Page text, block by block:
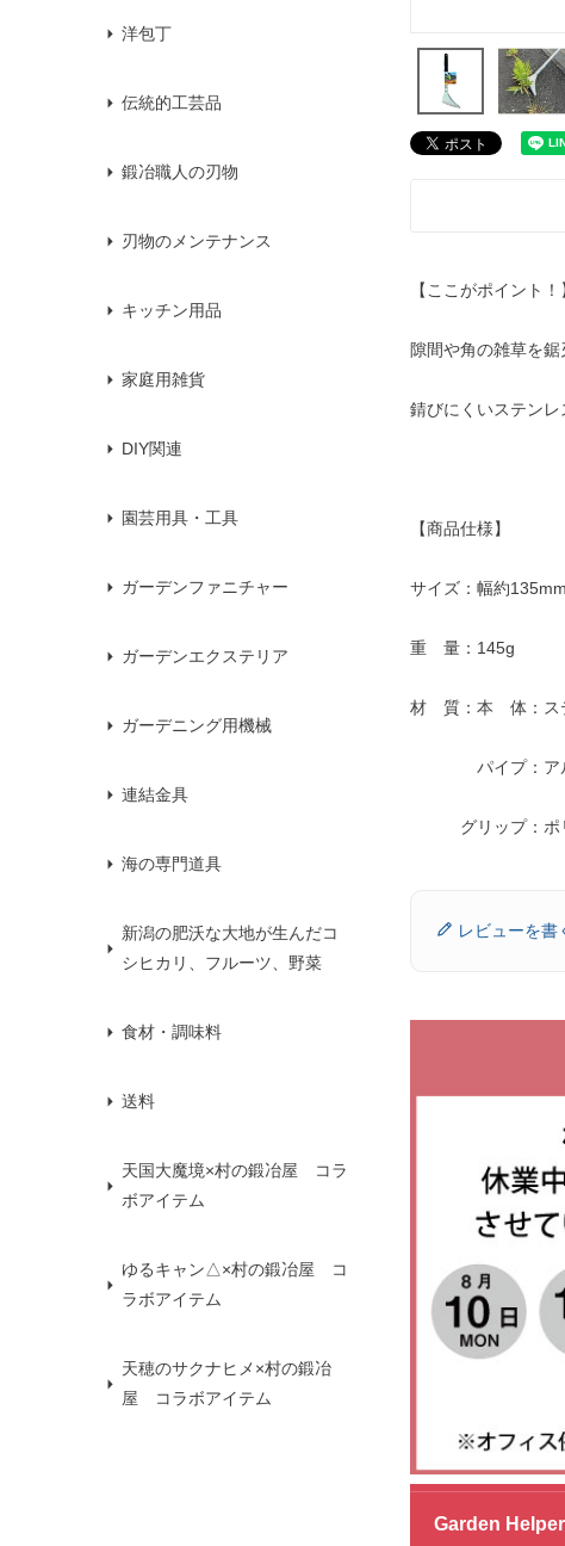
洋包丁
伝統的工芸品
鍛冶職人の刃物
刃物のメンテナンス
キッチン用品
家庭用雑貨
DIY関連
園芸用具・工具
ガーデンファニチャー
ガーデンエクステリア
ガーデニング用機械
連結金具
海の専門道具
新潟の肥沃な大地が生んだコ
シヒカリ、フルーツ、野菜
食材・調味料
送料
天国大魔境×村の鍛冶屋 コラ
ボアイテム
ゆるキャン△×村の鍛冶屋 コ
ラボアイテム
天穂のサクナヒメ×村の鍛冶
屋 コラボアイテム
【ここがポイント！
隙間や角の雑草を
錆びにくいステンレ
【商品仕様】
サイズ：幅約
重 量：145g
材 質：本 体：ス
パイプ：ア
グリップ：ポリ
レビューを書
Garden